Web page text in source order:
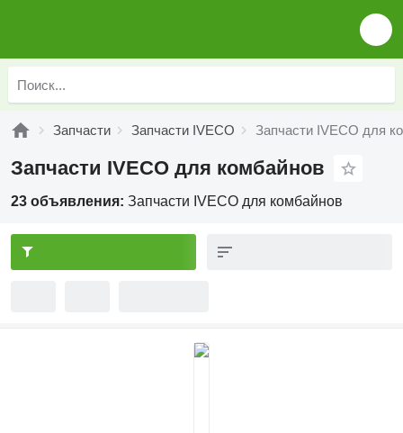
Запчасти Запчасти IVECO Запчасти IVECO для
Запчасти IVECO для комбайнов
23 объявления: Запчасти IVECO для комбайнов